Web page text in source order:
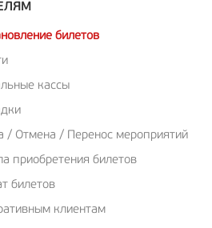
билетов
кассы
/ Отмена / Перенос мероприятий
приобретения билетов
билетов
клиентам